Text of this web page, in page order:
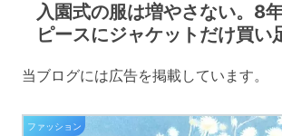
入園式の服は増やさない。8
ピースにジャケットだけ買い
当ブログには広告を掲載しています。
ファッション